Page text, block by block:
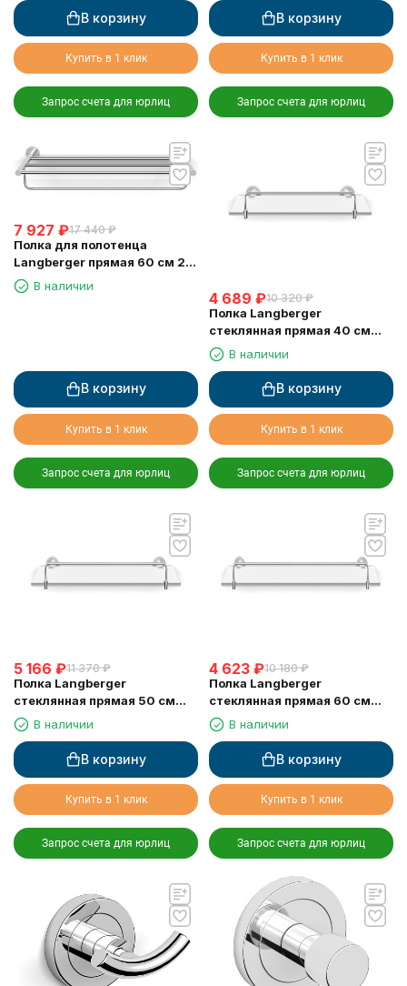
В корзину
Купить в 1 клик
Запрос счета для юрлиц
В корзину
Купить в 1 клик
Запрос счета для юрлиц
7 927 ₽17 440 ₽
Полка для полотенца
Langberger прямая 60 см 2-х
этажная 11003B
В наличии
В корзину
Купить в 1 клик
Запрос счета для юрлиц
4 689 ₽10 320 ₽
Полка Langberger
стеклянная прямая 40 см
11051DВ наличии
В корзину
Купить в 1 клик
Запрос счета для юрлиц
5 166 ₽11 370 ₽
Полка Langberger
стеклянная прямая 50 см
11051EВ наличии
В корзину
Купить в 1 клик
Запрос счета для юрлиц
4 623 ₽10 180 ₽
Полка Langberger
стеклянная прямая 60 см
11051FВ наличии
В корзину
Купить в 1 клик
Запрос счета для юрлиц